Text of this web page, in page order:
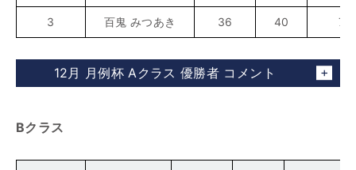
3 百鬼 みつあき 36 40 76
12月 月例杯 Aクラス 優勝者 コメント
Bクラス